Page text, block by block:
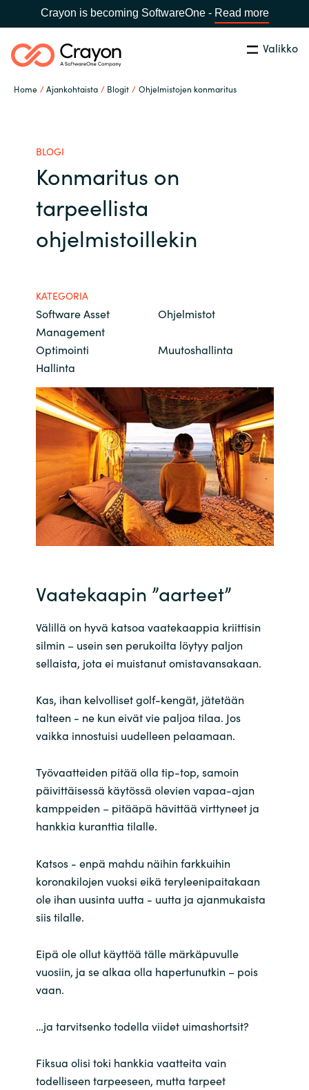
Crayon is becoming SoftwareOne - Read more
Valikko
Home Ajankohtaista Blogit Ohjelmistojen konmaritus
Global site
Denmark
Estonia
Finland
France
Germany
India
Kingdom of Saudi Arabia
Latvia
Lithuania
Middle East
Norway
Philippines
Poland
Etsi Sulje
Ohjelmistovalmistajat
Ajankohtaista
Tietoa meistä
Ota yhteyttä
Ura Crayonilla
Kumppanit
BLOGI
Konmaritus on
tarpeellista
ohjelmistoillekin
KATEGORIA
Software Asset
Management
Ohjelmistot
Optimointi
Muutoshallinta
Hallinta
Vaatekaapin ”aarteet”
Välillä on hyvä katsoa vaatekaappia kriittisin
silmin – usein sen perukoilta löytyy paljon
sellaista, jota ei muistanut omistavansakaan.
Kas, ihan kelvolliset golf-kengät, jätetään
talteen - ne kun eivät vie paljoa tilaa. Jos
vaikka innostuisi uudelleen pelaamaan.
Työvaatteiden pitää olla tip-top, samoin
päivittäisessä käytössä olevien vapaa-ajan
kamppeiden – pitääpä hävittää virttyneet ja
hankkia kuranttia tilalle.
Katsos- enpä mahdu näihin farkkuihin
koronakilojen vuoksi eikä teryleenipaitakaan
ole ihan uusinta uutta - uutta ja ajanmukaista
siis tilalle.
Eipä ole ollut käyttöä tälle märkäpuvulle
vuosiin, ja se alkaa olla hapertunutkin – pois
vaan.
…ja tarvitsenko todella viidet uimashortsit?
Fiksua olisi toki hankkia vaatteita vain
todelliseen tarpeeseen, mutta tarpeet